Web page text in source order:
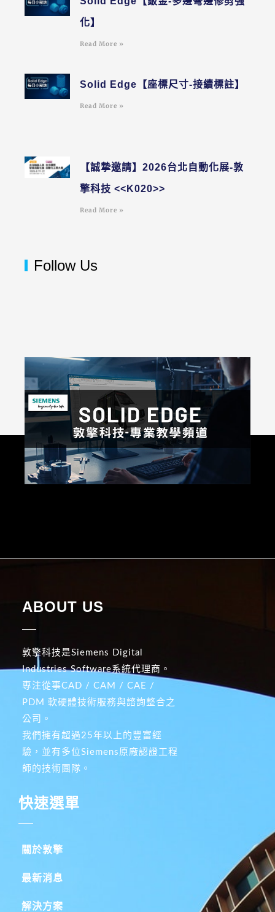
化】
Read More »
Solid Edge【座標尺寸-接續標註】
Read More »
【誠摯邀請】2026台北自動化展-敦
擎科技 <<K020>>
Read More »
Follow Us
ABOUT US
敦擎科技是Siemens Digital
Industries Software系統代理商。
專注從事CAD / CAM / CAE /
PDM 軟硬體技術服務與諮詢整合之
公司。
我們擁有超過25年以上的豐富經
驗，並有多位Siemens原廠認證工程
師的技術團隊。
快速選單
關於敦擎
最新消息
解決方案